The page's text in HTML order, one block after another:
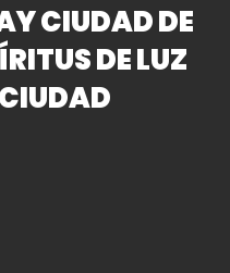
CIUDAD DE
DE LUZ